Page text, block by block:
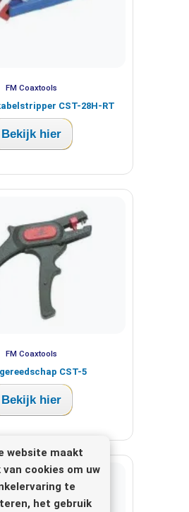
website maakt
van cookies om uw
te
het gebruik
FM Coaxtools
CST-28H-RT
Bekijk hier
FM Coaxtools
CST-5
Bekijk hier